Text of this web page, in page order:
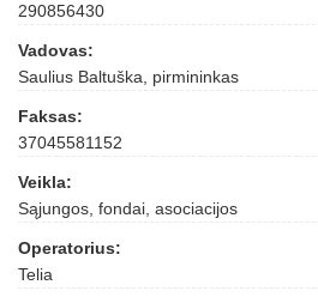
290856430
Vadovas:
Saulius Baltuška, pirmininkas
Faksas:
37045581152
Veikla:
Sąjungos, fondai, asociacijos
Operatorius:
Telia